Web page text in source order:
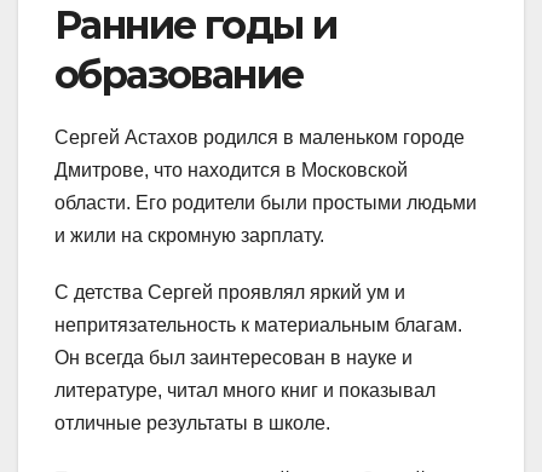
Ранние годы и
образование
Сергей Астахов родился в маленьком городе
Дмитрове, что находится в Московской
области. Его родители были простыми людьми
и жили на скромную зарплату.
С детства Сергей проявлял яркий ум и
непритязательность к материальным благам.
Он всегда был заинтересован в науке и
литературе, читал много книг и показывал
отличные результаты в школе.